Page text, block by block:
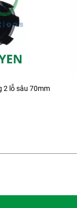
2 lỗ sâu 70mm